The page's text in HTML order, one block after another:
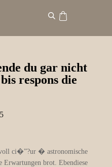
du gar nicht
respons die
ci�”?ur � astronomische
Erwartungen brot. Ebendiese